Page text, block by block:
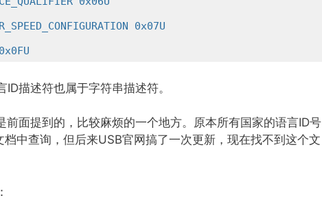
0x07U
描述符也属于字符串描述符。
面提到的，比较麻烦的一个地方。原本所有国家的语言ID号
中查询，但后来USB官网搞了一次更新，现在找不到这个文